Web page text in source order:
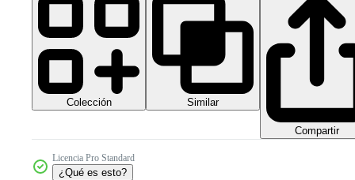
Colección Similar
Compartir
Licencia Pro Standard
¿Qué es esto?